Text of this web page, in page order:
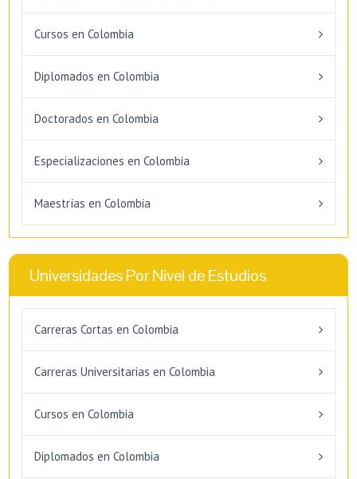
Cursos en Colombia
Diplomados en Colombia
Doctorados en Colombia
Especializaciones en Colombia
Maestrías en Colombia
Universidades Por Nivel de Estudios
Carreras Cortas en Colombia
Carreras Universitarias en Colombia
Cursos en Colombia
Diplomados en Colombia